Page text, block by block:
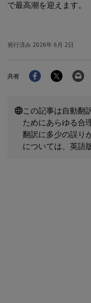
で最高潮を迎えます。
発行済み 2026年 6月 2日
共有
FacebookTwitter
この記事は自動翻
ためにあらゆる合
翻訳に多少の誤り
については、英語